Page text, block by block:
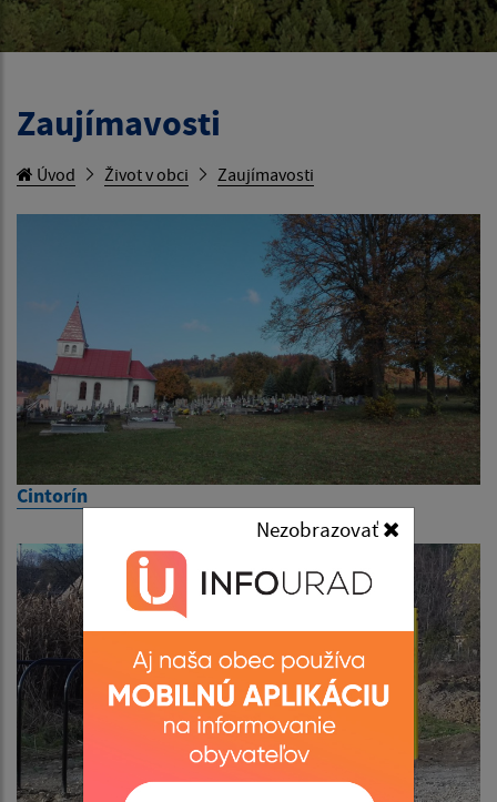
Nezobrazovať
Zaujímavosti
Úvod Život v obci Zaujímavosti
Cintorín